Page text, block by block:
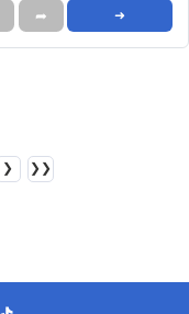
➦ ➜
❯ ❯❯